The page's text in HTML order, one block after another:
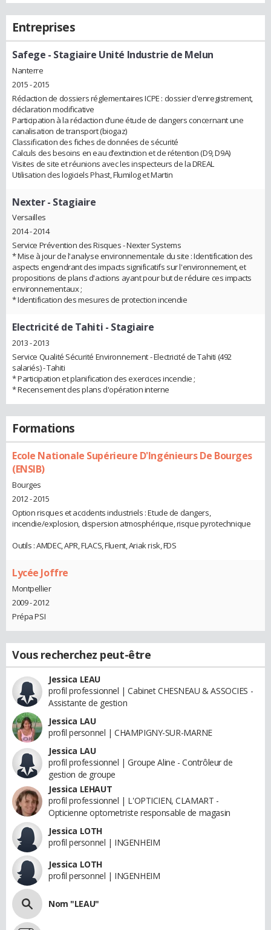
Entreprises
Safege - Stagiaire Unité Industrie de Melun
Nanterre
2015 - 2015
Rédaction de dossiers réglementaires ICPE : dossier d'enregistrement,
déclaration modificative
Participation à la rédaction d’une étude de dangers concernant une
canalisation de transport (biogaz)
Classification des fiches de données de sécurité
Calculs des besoins en eau d’extinction et de rétention (D9, D9A)
Visites de site et réunions avec les inspecteurs de la DREAL
Utilisation des logiciels Phast, Flumilog et Martin
Nexter- Stagiaire
Versailles
2014 - 2014
Service Prévention des Risques - Nexter Systems
* Mise à jour de l'analyse environnementale du site : Identification des
aspects engendrant des impacts significatifs sur l'environnement, et
propositions de plans d'actions ayant pour but de réduire ces impacts
environnementaux ;
* Identification des mesures de protection incendie
Electricité de Tahiti - Stagiaire
2013 - 2013
Service Qualité Sécurité Environnement - Electricité de Tahiti (492
salariés) - Tahiti
* Participation et planification des exercices incendie ;
* Recensement des plans d'opération interne
Formations
Ecole Nationale Supérieure D'Ingénieurs De Bourges
(ENSIB)
Bourges
2012 - 2015
Option risques et accidents industriels : Etude de dangers,
incendie/explosion, dispersion atmosphérique, risque pyrotechnique
Outils : AMDEC, APR, FLACS, Fluent, Ariak risk, FDS
Lycée Joffre
Montpellier
2009 - 2012
Prépa PSI
Vous recherchez peut-être
Jessica LEAU
profil professionnel | Cabinet CHESNEAU & ASSOCIES -
Assistante de gestion
Jessica LAU
profil personnel | CHAMPIGNY-SUR-MARNE
Jessica LAU
profil professionnel | Groupe Aline - Contrôleur de
gestion de groupe
Jessica LEHAUT
profil professionnel | L'OPTICIEN, CLAMART -
Opticienne optometriste responsable de magasin
Jessica LOTH
profil personnel | INGENHEIM
Jessica LOTH
profil personnel | INGENHEIM
Nom "LEAU"